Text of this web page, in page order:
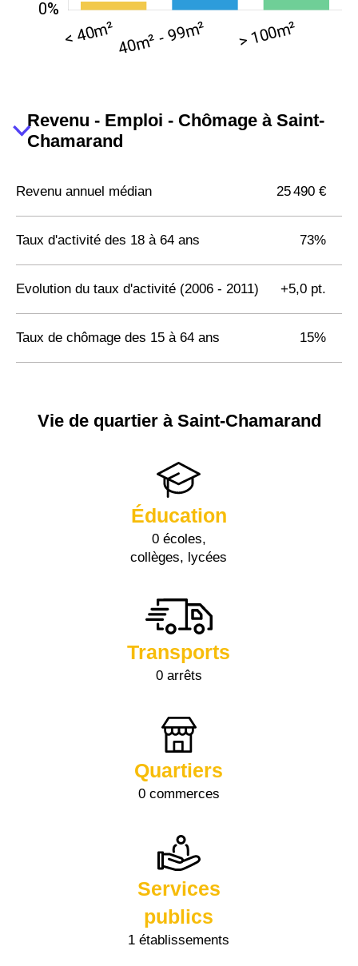
Revenu - Emploi - Chômage à Saint-
Chamarand
Revenu annuel médian 25 490 €
Taux d'activité des 18 à 64 ans 73%
Evolution du taux d'activité (2006 - 2011) +5,0 pt.
Taux de chômage des 15 à 64 ans 15%
Vie de quartier à Saint-Chamarand
Éducation
0 écoles,
collèges, lycées
Transports
0 arrêts
Quartiers
0 commerces
Services
publics
1 établissements